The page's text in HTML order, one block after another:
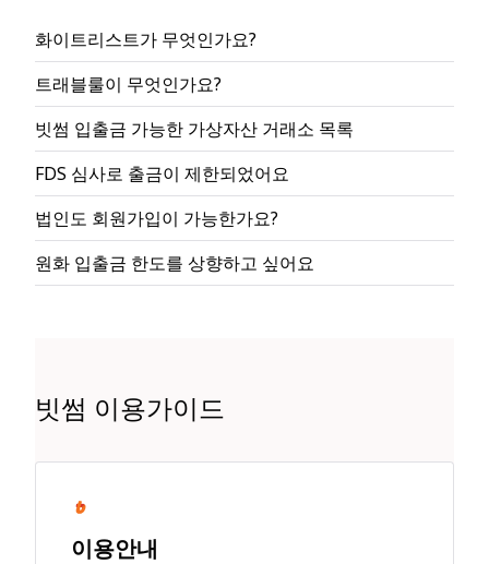
빗썸 이용가이드
이용안내
화이트리스트가 무엇인가요?
트래블룰이 무엇인가요?
빗썸 입출금 가능한 가상자산 거래소 목록
FDS 심사로 출금이 제한되었어요
법인도 회원가입이 가능한가요?
원화 입출금 한도를 상향하고 싶어요